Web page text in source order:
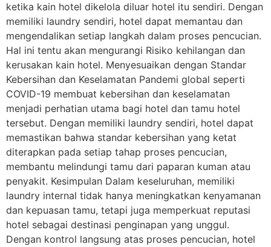
ketika kain hotel dikelola diluar hotel itu sendiri. Dengan
memiliki laundry sendiri, hotel dapat memantau dan
mengendalikan setiap langkah dalam proses pencucian.
Hal ini tentu akan mengurangi Risiko kehilangan dan
kerusakan kain hotel. Menyesuaikan dengan Standar
Kebersihan dan Keselamatan Pandemi global seperti
COVID-19 membuat kebersihan dan keselamatan
menjadi perhatian utama bagi hotel dan tamu hotel
tersebut. Dengan memiliki laundry sendiri, hotel dapat
memastikan bahwa standar kebersihan yang ketat
diterapkan pada setiap tahap proses pencucian,
membantu melindungi tamu dari paparan kuman atau
penyakit. Kesimpulan Dalam keseluruhan, memiliki
laundry internal tidak hanya meningkatkan kenyamanan
dan kepuasan tamu, tetapi juga memperkuat reputasi
hotel sebagai destinasi penginapan yang unggul.
Dengan kontrol langsung atas proses pencucian, hotel